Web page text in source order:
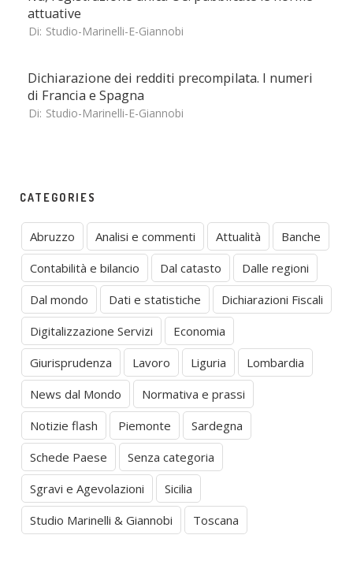
attuative
Di: Studio-Marinelli-E-Giannobi
Dichiarazione dei redditi precompilata. I numeri
di Francia e Spagna
Di: Studio-Marinelli-E-Giannobi
CATEGORIES
Abruzzo Analisi e commenti Attualità
Banche
Contabilità e bilancio
Dal catasto
Dalle regioni
Dal mondo
Dati e statistiche
Dichiarazioni Fiscali
Digitalizzazione Servizi
Economia
Giurisprudenza
Lavoro Liguria
Lombardia
News dal Mondo
Normativa e prassi
Notizie flash
Piemonte
Sardegna
Schede Paese
Senza categoria
Sgravi e Agevolazioni
Sicilia
Studio Marinelli & Giannobi
Toscana